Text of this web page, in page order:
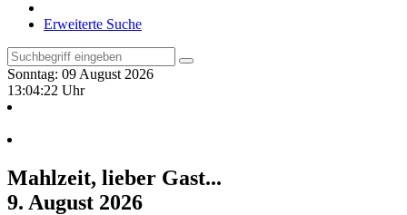
Erweiterte Suche
Sonntag: 09 August 2026
13:04:23 Uhr
Mahlzeit, lieber Gast...
9. August 2026